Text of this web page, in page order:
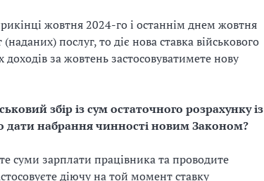
жовтня 2024-го і останнім днем жовтня
послуг, то діє нова ставка військового
за жовтень застосовуватимете нову
збір із сум остаточного розрахунку із
дати набрання чинності новим Законом?
суми зарплати працівника та проводите
діючу на той момент ставку